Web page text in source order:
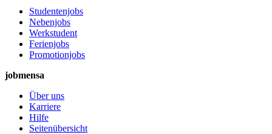
Studentenjobs
Nebenjobs
Werkstudent
Ferienjobs
Promotionjobs
jobmensa
Über uns
Karriere
Hilfe
Seitenübersicht